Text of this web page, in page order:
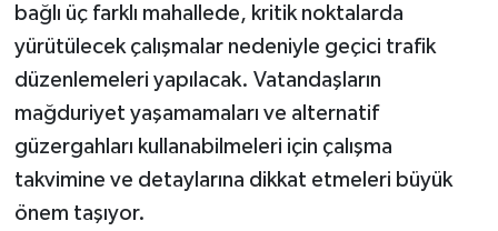
bağlı üç farklı mahallede, kritik noktalarda
yürütülecek çalışmalar nedeniyle geçici trafik
düzenlemeleri yapılacak. Vatandaşların
mağduriyet yaşamamaları ve alternatif
güzergahları kullanabilmeleri için çalışma
takvimine ve detaylarına dikkat etmeleri büyük
önem taşıyor.